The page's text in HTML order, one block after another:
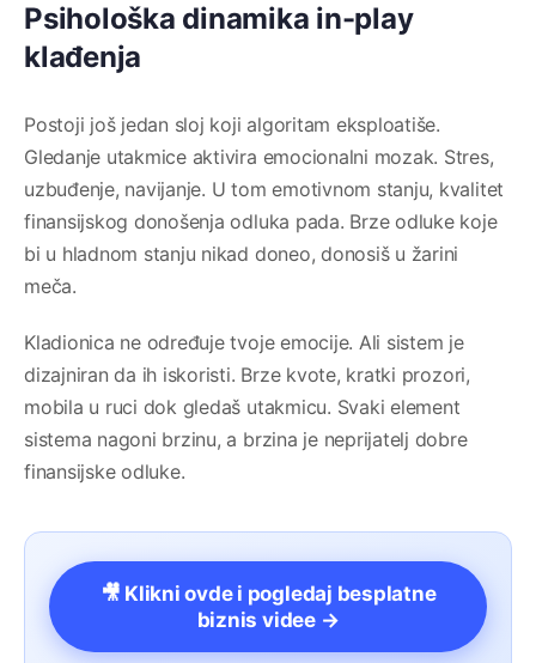
Psihološka dinamika in-play
klađenja
Postoji još jedan sloj koji algoritam eksploatiše.
Gledanje utakmice aktivira emocionalni mozak. Stres,
uzbuđenje, navijanje. U tom emotivnom stanju, kvalitet
finansijskog donošenja odluka pada. Brze odluke koje
bi u hladnom stanju nikad doneo, donosiš u žarini
meča.
Kladionica ne određuje tvoje emocije. Ali sistem je
dizajniran da ih iskoristi. Brze kvote, kratki prozori,
mobila u ruci dok gledaš utakmicu. Svaki element
sistema nagoni brzinu, a brzina je neprijatelj dobre
finansijske odluke.
🎥 Klikni ovde i pogledaj besplatne
biznis videe →